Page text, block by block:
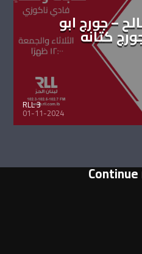
– جورج ابو
كتانه
RLL 3
01-11-2024